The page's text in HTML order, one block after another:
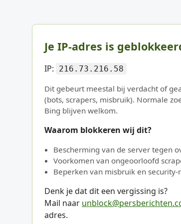
Je IP-adres is
IP: 216.73.216.58
Dit gebeurt meestal bij verdacht of
(bots, scrapers, misbruik). Normale
Bing blijven welkom.
Waarom blokkeren wij dit?
Bescherming van de server tegen
Voorkomen van ongeoorloofd
Beperken van misbruik en security-
Denk je dat dit een vergissing is?
Mail naar
adres.